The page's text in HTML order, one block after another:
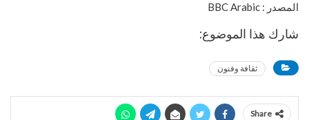
المصدر : BBC Arabic
شارك هذا الموضوع:
ثقافة وفنون
Share